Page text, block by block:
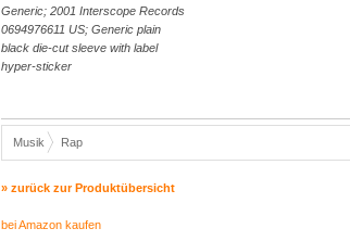
Generic; 2001 Interscope Records
0694976611 US; Generic plain
black die-cut sleeve with label
hyper-sticker
Musik Rap
» zurück zur Produktübersicht
bei Amazon kaufen